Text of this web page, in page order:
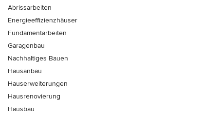
Abrissarbeiten
Energieeffizienzhäuser
Fundamentarbeiten
Garagenbau
Nachhaltiges Bauen
Hausanbau
Hauserweiterungen
Hausrenovierung
Hausbau